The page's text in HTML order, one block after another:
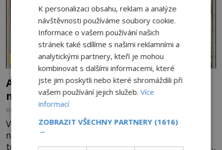
ZÁHADY HISTORIE
Ayia Napa: Kyperské vodní monstrum s
mírumilovnou povahou
OD
Vodní monstra jsou poměrně častým koloritem
nejrůznějších jezer, řek či ostrovů. Mnozí skeptici
to přikládají hlavně snaze dané místo zviditelnit a
K personalizaci obsahu, reklam a analýze
návštěvnosti používáme soubory cookie.
Informace o vašem používání našich
stránek také sdílíme s našimi reklamními a
analytickými partnery, kteří je mohou
kombinovat s dalšími informacemi, které
jste jim poskytli nebo které shromáždili při
vašem používání jejich služeb.Více
informací
ZOBRAZIT VŠECHNY PARTNERY (1616)
→